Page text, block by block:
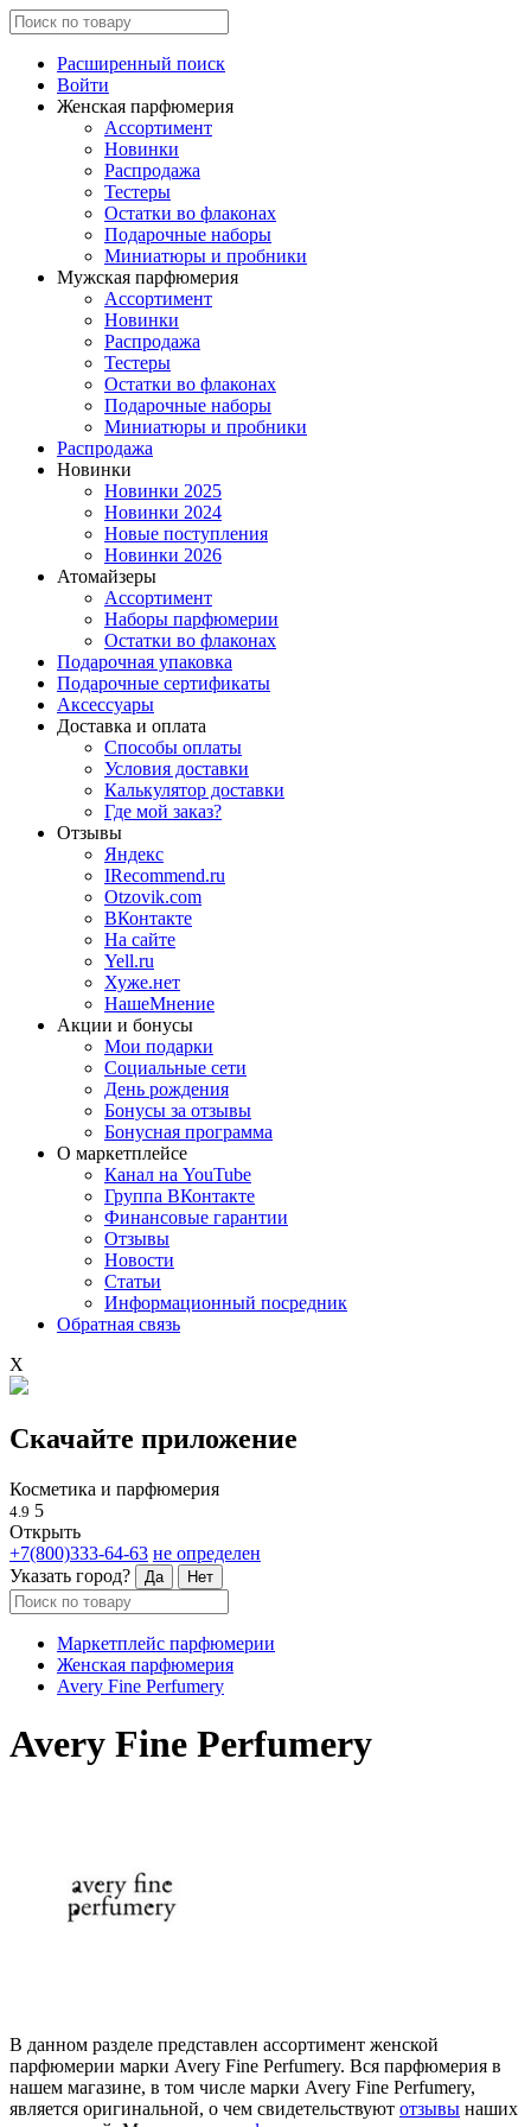
Расширенный поиск
Войти
Женская парфюмерия
Ассортимент
Новинки
Распродажа
Тестеры
Остатки во флаконах
Подарочные наборы
Миниатюры и пробники
Мужская парфюмерия
Ассортимент
Новинки
Распродажа
Тестеры
Остатки во флаконах
Подарочные наборы
Миниатюры и пробники
Распродажа
Новинки
Новинки 2025
Новинки 2024
Новые поступления
Новинки 2026
Атомайзеры
Ассортимент
Наборы парфюмерии
Остатки во флаконах
Подарочная упаковка
Подарочные сертификаты
Аксессуары
Доставка и оплата
Способы оплаты
Условия доставки
Калькулятор доставки
Где мой заказ?
Отзывы
Яндекс
IRecommend.ru
Otzovik.com
ВКонтакте
На сайте
Yell.ru
Хуже.нет
НашеМнение
Акции и бонусы
Мои подарки
Социальные сети
День рождения
Бонусы за отзывы
Бонусная программа
О маркетплейсе
Канал на YouTube
Группа ВКонтакте
Финансовые гарантии
Отзывы
Новости
Статьи
Информационный посредник
Обратная связь
X
Скачайте приложение
Косметика и парфюмерия
4.9 5
Открыть
+7(800)333-64-63 не определен
Указать город?
Да Нет
Маркетплейс парфюмерии
Женская парфюмерия
Avery Fine Perfumery
Avery Fine Perfumery
В данном разделе представлен ассортимент женской
парфюмерии марки Avery Fine Perfumery. Вся парфюмерия в
нашем магазине, в том числе марки Avery Fine Perfumery,
является оригинальной, о чем свидетельствуют отзывы наших